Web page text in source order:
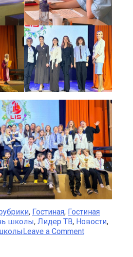
, Гостиная, Гостиная
школы, Лидер ТВ, Новости,
Leave a Commenton